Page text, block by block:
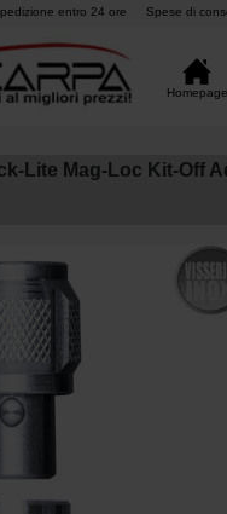
entro 24 ore Spese di
Homepage
Lite Mag-Loc Kit-Off